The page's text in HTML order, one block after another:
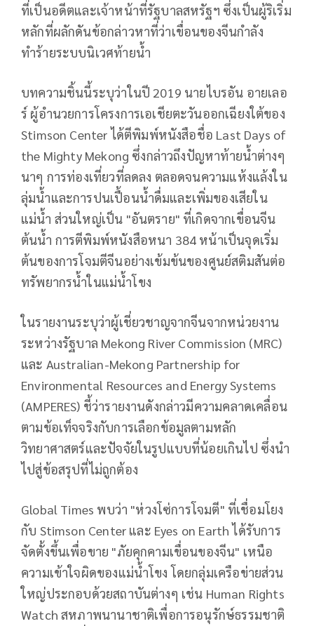
ที่เป็นอดีตและเจ้าหน้าที่รัฐบาลสหรัฐฯ ซึ่งเป็นผู้ริเริ่ม
หลักที่ผลักดันข้อกล่าวหาที่ว่าเขื่อนของจีนกำลัง
ทำร้ายระบบนิเวศท้ายน้ำ
บทความชิ้นนี้ระบุว่าในปี 2019 นายไบรอัน อายเลอ
ร์ ผู้อำนวยการโครงการเอเชียตะวันออกเฉียงใต้ของ
Stimson Center ได้ตีพิมพ์หนังสือชื่อ Last Days of
the Mighty Mekong ซึ่งกล่าวถึงปัญหาท้ายน้ำต่างๆ
นาๆ การท่องเที่ยวที่ลดลง ตลอดจนความแห้งแล้งใน
ลุ่มน้ำและการปนเปื้อนน้ำดื่มและเพิ่มของเสียใน
แม่น้ำ ส่วนใหญ่เป็น "อันตราย" ที่เกิดจากเขื่อนจีน
ต้นน้ำ การตีพิมพ์หนังสือหนา 384 หน้าเป็นจุดเริ่ม
ต้นของการโจมตีจีนอย่างเข้มข้นของศูนย์สติมสันต่อ
ทรัพยากรน้ำในแม่น้ำโขง
ในรายงานระบุว่าผู้เชี่ยวชาญจากจีนจากหน่วยงาน
ระหว่างรัฐบาล Mekong River Commission (MRC)
และ Australian-Mekong Partnership for
Environmental Resources and Energy Systems
(AMPERES) ชี้ว่ารายงานดังกล่าวมีความคลาดเคลื่อน
ตามข้อเท็จจริงกับการเลือกข้อมูลตามหลัก
วิทยาศาสตร์และปัจจัยในรูปแบบที่น้อยเกินไป ซึ่งนำ
ไปสู่ข้อสรุปที่ไม่ถูกต้อง
Global Times พบว่า "ห่วงโซ่การโจมตี" ที่เชื่อมโยง
กับ Stimson Center และ Eyes on Earth ได้รับการ
จัดตั้งขึ้นเพื่อขาย "ภัยคุกคามเขื่อนของจีน" เหนือ
ความเข้าใจผิดของแม่น้ำโขง โดยกลุ่มเครือข่ายส่วน
ใหญ่ประกอบด้วยสถาบันต่างๆ เช่น Human Rights
Watch สหภาพนานาชาติเพื่อการอนุรักษ์ธรรมชาติ